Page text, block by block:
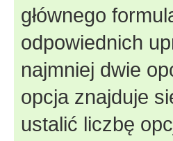
głównego
odpowiednich
najmniej dwie
opcja znajduje
ustalić liczbę